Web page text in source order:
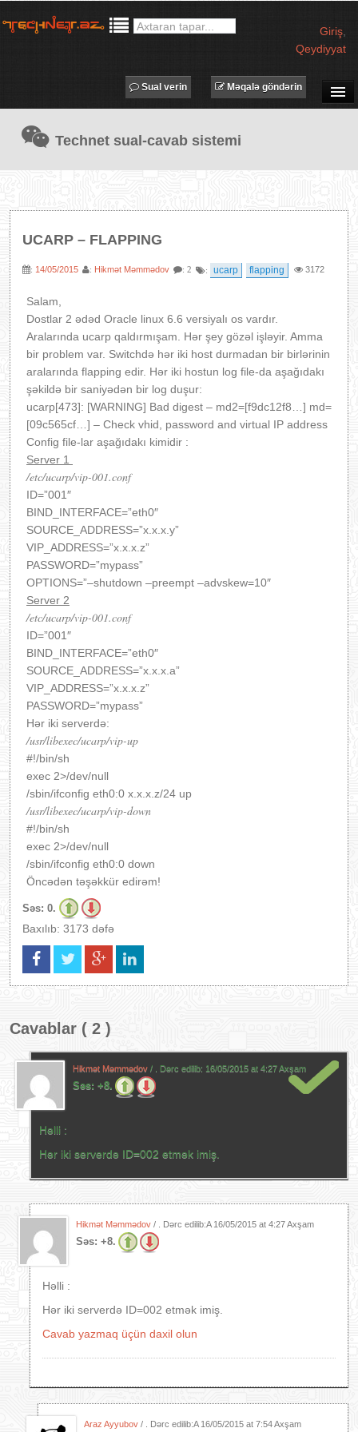
Giriş
Qeydiyyat
TECHNET TV
MƏQALƏLƏR
AVADANLIQLAR
XƏBƏRLƏR
Məqalə göndərin
Sual verin
Technet sual-cavab sistemi
UCARP – FLAPPING
: 14/05/2015 : Hikmət Məmmədov : 2 : ucarp flapping 3172
Salam,
Dostlar 2 ədəd Oracle linux 6.6 versiyalı os vardır.
Aralarında ucarp qaldırmışam. Hər şey gözəl işləyir. Amma
bir problem var. Switchdə hər iki host durmadan bir birlərinin
aralarında flapping edir. Hər iki hostun log file-da aşağıdakı
şəkildə bir saniyədən bir log duşur:
ucarp[473]: [WARNING] Bad digest – md2=[f9dc12f8…] md=
[09c565cf…] – Check vhid, password and virtual IP address
Config file-lar aşağıdakı kimidir :
Server 1
/etc/ucarp/vip-001.conf
ID=”001″
BIND_INTERFACE=”eth0″
SOURCE_ADDRESS=”x.x.x.y”
VIP_ADDRESS=”x.x.x.z”
PASSWORD=”mypass”
OPTIONS=”–shutdown –preempt –advskew=10″
Server 2
/etc/ucarp/vip-001.conf
ID=”001″
BIND_INTERFACE=”eth0″
SOURCE_ADDRESS=”x.x.x.a”
VIP_ADDRESS=”x.x.x.z”
PASSWORD=”mypass”
Hər iki serverdə:
/usr/libexec/ucarp/vip-up
#!/bin/sh
exec 2>/dev/null
/sbin/ifconfig eth0:0 x.x.x.z/24 up
/usr/libexec/ucarp/vip-down
#!/bin/sh
exec 2>/dev/null
/sbin/ifconfig eth0:0 down
Öncədən təşəkkür edirəm!
Səs: 0.
Baxılıb: 3173 dəfə
Cavablar ( 2 )
Hikmət Məmmədov / . Dərc edilib: 16/05/2015 at 4:27 Axşam
Səs: +8.
Həlli :
Hər iki serverdə ID=002 etmək imiş.
Hikmət Məmmədov / . Dərc edilib:A 16/05/2015 at 4:27 Axşam
Səs: +8.
Həlli :
Hər iki serverdə ID=002 etmək imiş.
Cavab yazmaq üçün daxil olun
Araz Ayyubov / . Dərc edilib:A 16/05/2015 at 7:54 Axşam